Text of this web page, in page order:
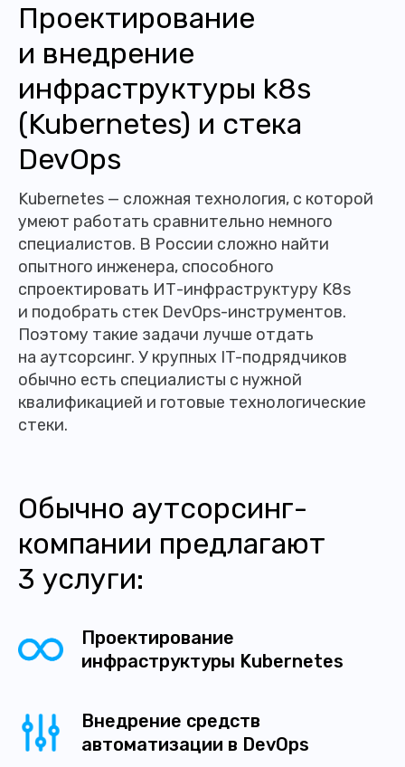
Проектирование
и внедрение
инфраструктуры k8s
(Kubernetes) и стека
DevOps
Kubernetes — сложная технология, с которой
умеют работать сравнительно немного
специалистов. В России сложно найти
опытного инженера, способного
спроектировать ИТ-инфраструктуру K8s
и подобрать стек DevOps-инструментов.
Поэтому такие задачи лучше отдать
на аутсорсинг. У крупных IT-подрядчиков
обычно есть специалисты с нужной
квалификацией и готовые технологические
стеки.
Обычно аутсорсинг-
компании предлагают
3 услуги:
Проектирование
инфраструктуры Kubernetes
Внедрение средств
автоматизации в DevOps